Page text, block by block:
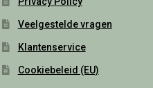
Veelgestelde vragen
Klantenservice
Cookiebeleid (EU)